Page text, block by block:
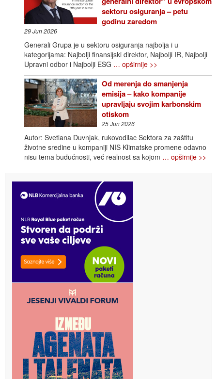
sektoru osiguranja – petu
godinu zaredom
29 Jun 2026
Generali Grupa je u sektoru osiguranja najbolja i u
kategorijama: Najbolji finansijski direktor, Najbolji IR, Najbolji
Upravni odbor i Najbolji ESG … opširnije >>
Od merenja do smanjenja
emisija – kako kompanije
upravljaju svojim karbonskim
otiskom
25 Jun 2026
Autor: Svetlana Duvnjak, rukovodilac Sektora za zaštitu
životne sredine u kompaniji NIS Klimatske promene odavno
nisu tema budućnosti, već realnost sa kojom … opširnije >>